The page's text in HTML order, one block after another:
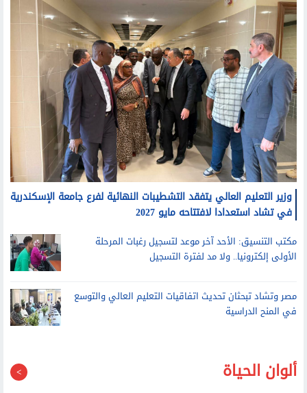
وزير التعليم العالي يتفقد التشطيبات النهائية لفرع جامعة الإسكندرية
في تشاد استعدادا لافتتاحه مايو 2027
مكتب التنسيق: الأحد آخر موعد لتسجيل رغبات المرحلة
الأولى إلكترونيا.. ولا مد لفترة التسجيل
مصر وتشاد تبحثان تحديث اتفاقيات التعليم العالي والتوسع
في المنح الدراسية
ألوان الحياة